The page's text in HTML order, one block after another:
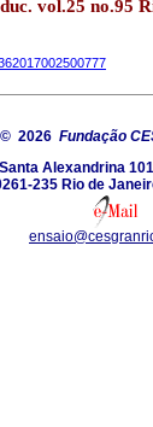
vol.25 no.95
© 2026 Fundação
Alexandrina
235 Rio de